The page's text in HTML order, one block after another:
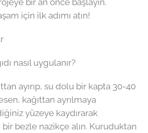
için ilk adımı atın!
nasıl uygulanır?
ayırıp, su dolu bir kapta 30-40
kağıttan ayrılmaya
yüzeye kaydırarak
bezle nazikçe alın. Kuruduktan